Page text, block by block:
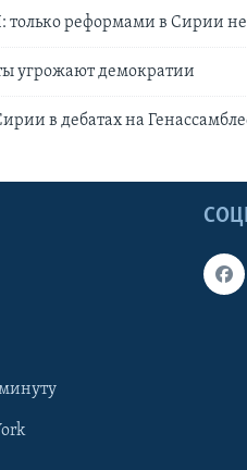
реформами в Сирии не
угрожают демократии
в дебатах на